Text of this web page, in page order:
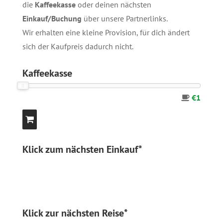
die Kaffeekasseoder deinen nächsten
Einkauf/Buchung über unsere Partnerlinks.
Wir erhalten eine kleine Provision, für dich ändert
sich der Kaufpreis dadurch nicht.
Kaffeekasse
€1
Klick zum nächsten Einkauf*
Klick zur nächsten Reise*